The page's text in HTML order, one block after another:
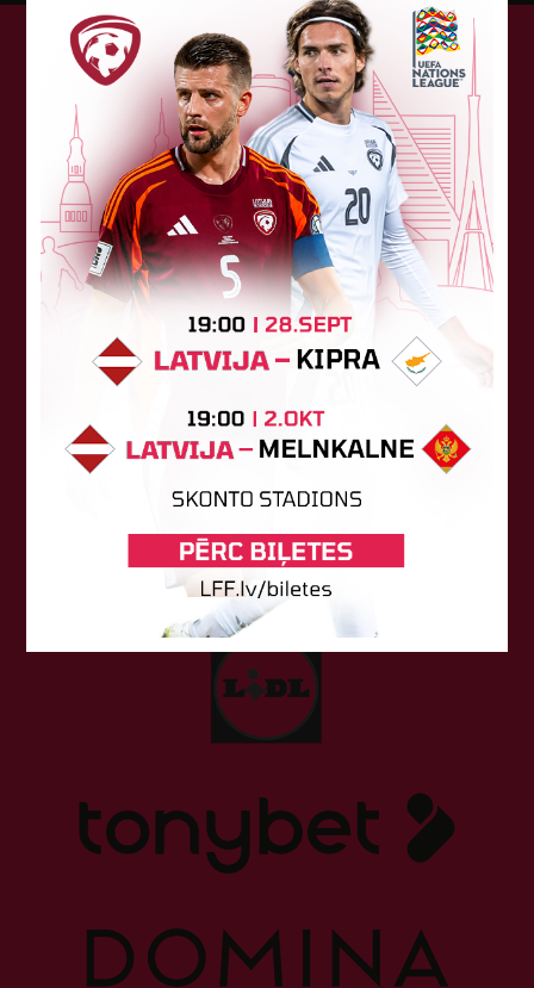
Tehniskais sponsors
Sponsori